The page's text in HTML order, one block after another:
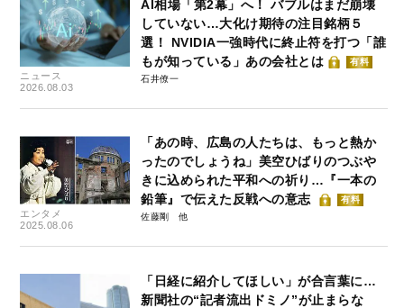
ニュース
2026.08.03
AI相場「第2幕」へ！ バブルはまだ崩壊
していない…大化け期待の注目銘柄５
選！ NVIDIA一強時代に終止符を打つ「誰
もが知っている」あの会社とは
有料
石井僚一
エンタメ
2025.08.06
「あの時、広島の人たちは、もっと熱か
ったのでしょうね」美空ひばりのつぶや
きに込められた平和への祈り…『一本の
鉛筆』で伝えた反戦への意志
有料
佐藤剛
「日経に紹介してほしい」が合言葉に…
新聞社の“記者流出ドミノ”が止まらな